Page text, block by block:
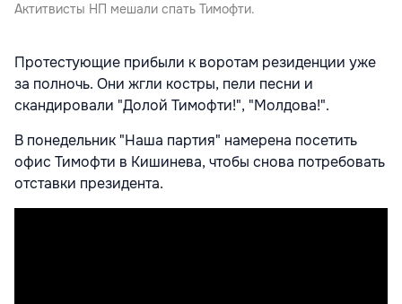
Актитвисты НП мешали спать Тимофти.
Протестующие прибыли к воротам резиденции уже
за полночь. Они жгли костры, пели песни и
скандировали "Долой Тимофти!", "Молдова!".
В понедельник "Наша партия" намерена посетить
офис Тимофти в Кишинева, чтобы снова потребовать
отставки президента.